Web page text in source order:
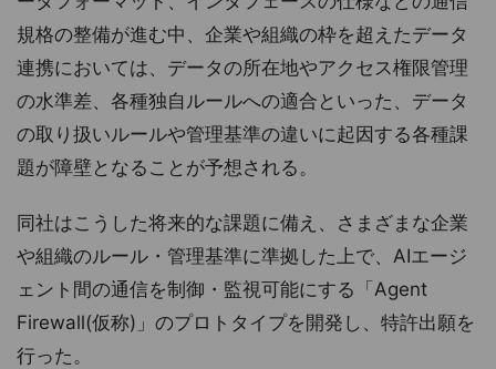
規格の整備が進む中、企業や組織の枠を超えたデータ
連携においては、データの所在地やアクセス権限管理
の水準差、各種独自ルールへの適合といった、データ
の取り扱いルールや管理基準の違いに起因する各種課
題が障壁となることが予想される。
同社はこうした将来的な課題に備え、さまざまな企業
や組織のルール・管理基準に準拠した上で、AIエージ
ェント間の通信を制御・監視可能にする「Agent
Firewall(仮称)」のプロトタイプを開発し、特許出願を
行った。